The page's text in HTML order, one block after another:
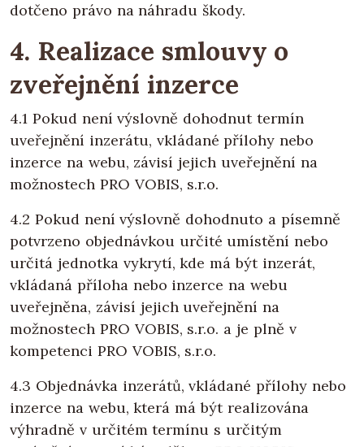
dotčeno právo na náhradu škody.
4. Realizace smlouvy o
zveřejnění inzerce
4.1 Pokud není výslovně dohodnut termín
uveřejnění inzerátu, vkládané přílohy nebo
inzerce na webu, závisí jejich uveřejnění na
možnostech PRO VOBIS, s.r.o.
4.2 Pokud není výslovně dohodnuto a písemně
potvrzeno objednávkou určité umístění nebo
určitá jednotka vykrytí, kde má být inzerát,
vkládaná příloha nebo inzerce na webu
uveřejněna, závisí jejich uveřejnění na
možnostech PRO VOBIS, s.r.o. a je plně v
kompetenci PRO VOBIS, s.r.o.
4.3 Objednávka inzerátů, vkládané přílohy nebo
inzerce na webu, která má být realizována
výhradně v určitém termínu s určitým